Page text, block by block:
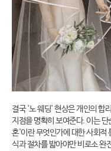
결국 '노 웨딩' 현상은 개인의 합
지점을 명확히 보여준다. 이는
혼'이란 무엇인가에 대한 사회적
식과 절차를 밟아야만 비로소 완